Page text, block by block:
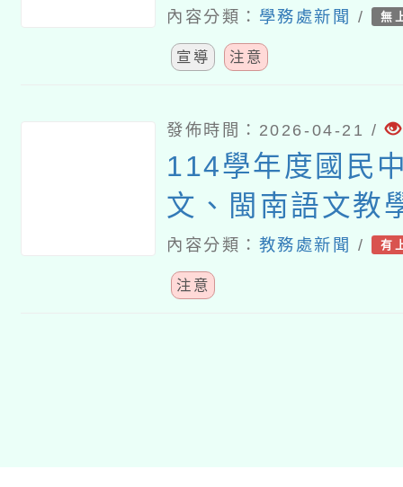
感染國家以越南
內容分類： 學務處新聞 / 無
宣導 注意
發佈時間：2026-04-21 /
114學年度國民
文、閩南語文教
（現職及退休教
畫
內容分類： 教務處新聞 / 有
注意